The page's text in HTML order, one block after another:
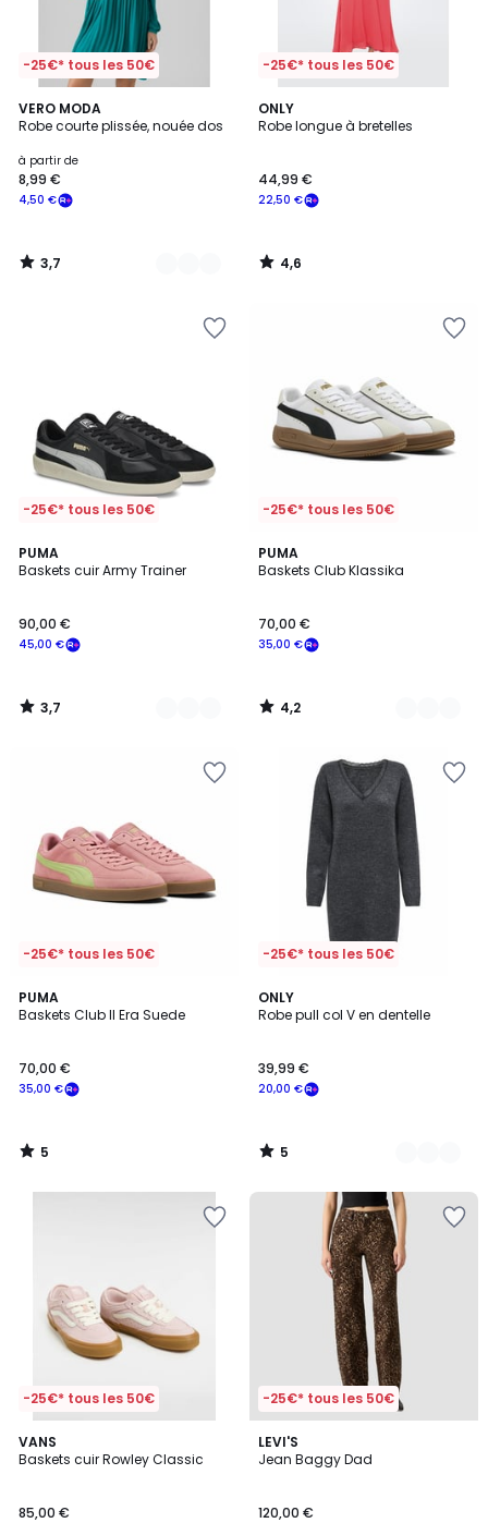
-25€* tous les 50€
VERO MODA
Robe courte plissée, nouée dos
à partir de
4,50 €
8,99 €
3,7
/ 5
2
Couleurs
3,7
/
-25€* tous les 50€
ONLY
Robe longue à bretelles
22,50 €
44,99 €
4,6
/ 5
4,6
/
-25€* tous les 50€
PUMA
Baskets cuir Army Trainer
45,00 €
90,00 €
3,7
/ 5
2
Couleurs
3,7
/
-25€* tous les 50€
PUMA
Baskets Club Klassika
35,00 €
70,00 €
4,2
/ 5
3
Couleurs
4,2
/
-25€* tous les 50€
PUMA
Baskets Club II Era Suede
35,00 €
70,00 €
5
/
5
/
-25€* tous les 50€
ONLY
Robe pull col V en dentelle
20,00 €
39,99 €
5
/
2
Couleurs
5
/
-25€* tous les 50€
VANS
Baskets cuir Rowley Classic
85,00 €
2
Couleurs
-25€* tous les 50€
LEVI'S
Jean Baggy Dad
120,00 €
4,7
/ 5